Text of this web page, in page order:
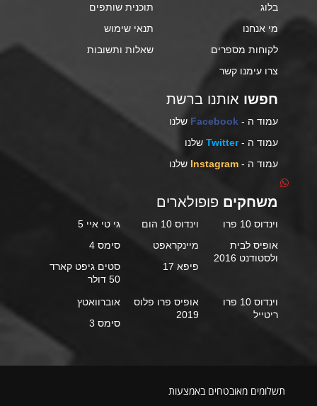
בלוג
מי אנחנו
לקוחות מספרים
צרו עימנו קשר
תוכנית שותפים
תנאי שימוש
שאלות ותשובות
חפשו אותנו ברשת
עמוד ה - Facebook שלנו
עמוד ה -Twitter שלנו
עמוד ה - Instagram שלנו
משחקים פופולארים
וינדוס 10 פרו וינדוס 10 הום
גי טי איי 5
אופיס לבית
ולסטודנט 2016
מיינקראפט
סימס 4
פיפא 17
סטים גיפט קארד
50 דולר
וינדוס 10 פרו
ריטייל
אופיס פרו פלוס
2019
אוברוואטץ
סימס 3
תשלומים מאובטחים באמצעות